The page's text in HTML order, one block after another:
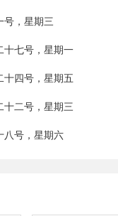
号，星期三
十七号，星期一
四号，星期五
二号，星期三
八号，星期六